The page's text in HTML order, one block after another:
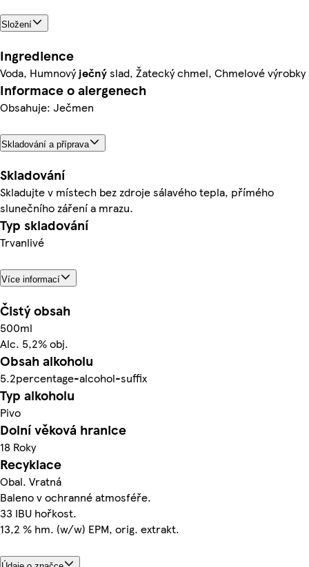
Složení
Ingredience
Voda, Humnovýječnýslad, Žatecký chmel, Chmelové výrobky
Informace o alergenech
Obsahuje: Ječmen
Skladování a příprava
Skladování
Skladujte v místech bez zdroje sálavého tepla, přímého
slunečního záření a mrazu.
Typ skladování
Trvanlivé
Více informací
Čistý obsah
500ml
Alc. 5,2% obj.
Obsah alkoholu
5.2percentage-alcohol-suffix
Typ alkoholu
Pivo
Dolní věková hranice
18 Roky
Recyklace
Obal. Vratná
Baleno v ochranné atmosféře.
33 IBU hořkost.
13,2 % hm. (w/w) EPM, orig. extrakt.